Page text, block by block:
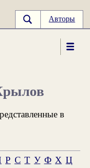
Авторы
в
Р С Т У Ф Х Ц